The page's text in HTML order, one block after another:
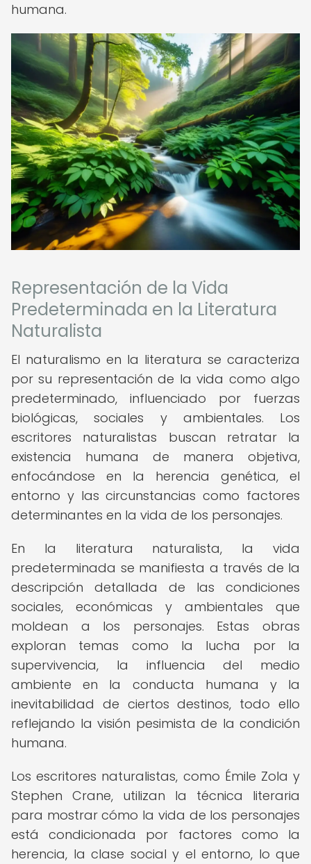
humana.
Representación de la Vida
Predeterminada en la Literatura
Naturalista
El naturalismo en la literatura se caracteriza
por su representación de la vida como algo
predeterminado, influenciado por fuerzas
biológicas, sociales y ambientales. Los
escritores naturalistas buscan retratar la
existencia humana de manera objetiva,
enfocándose en la herencia genética, el
entorno y las circunstancias como factores
determinantes en la vida de los personajes.
En la literatura naturalista, la vida
predeterminada se manifiesta a través de la
descripción detallada de las condiciones
sociales, económicas y ambientales que
moldean a los personajes. Estas obras
exploran temas como la lucha por la
supervivencia, la influencia del medio
ambiente en la conducta humana y la
inevitabilidad de ciertos destinos, todo ello
reflejando la visión pesimista de la condición
humana.
Los escritores naturalistas, como Émile Zola y
Stephen Crane, utilizan la técnica literaria
para mostrar cómo la vida de los personajes
está condicionada por factores como la
herencia, la clase social y el entorno, lo que